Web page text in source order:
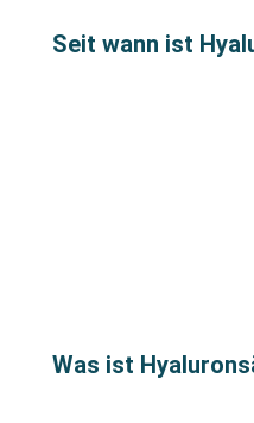
Seit wann ist
Was ist